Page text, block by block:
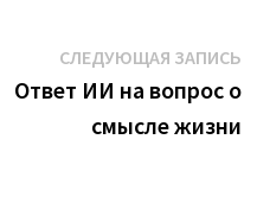
СЛЕДУЮЩАЯ ЗАПИСЬ
Ответ ИИ на вопрос о
смысле жизни